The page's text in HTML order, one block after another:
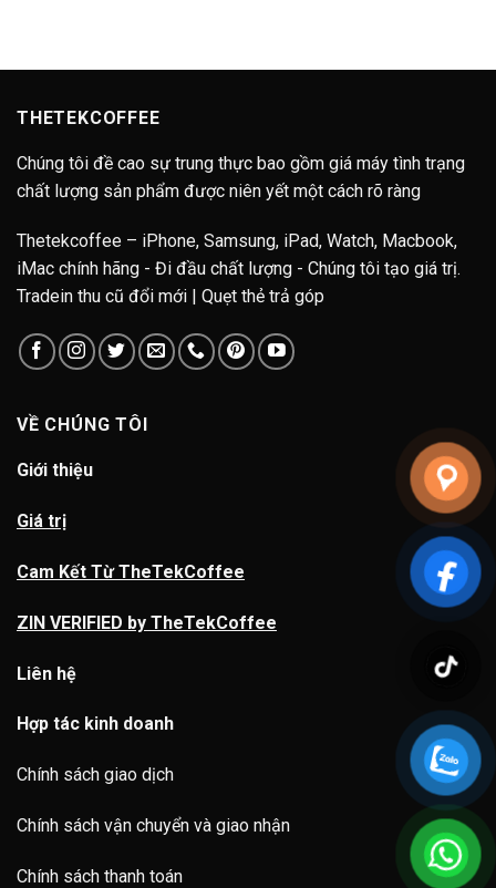
THETEKCOFFEE
Chúng tôi đề cao sự trung thực bao gồm giá máy tình trạng
chất lượng sản phẩm được niên yết một cách rõ ràng
Thetekcoffee – iPhone, Samsung, iPad, Watch, Macbook,
iMac chính hãng - Đi đầu chất lượng - Chúng tôi tạo giá trị.
Tradein thu cũ đổi mới | Quẹt thẻ trả góp
VỀ CHÚNG TÔI
Giới thiệu
Giá trị
Cam Kết Từ TheTekCoffee
ZIN VERIFIED by TheTekCoffee
Liên hệ
Hợp tác kinh doanh
Chính sách giao dịch
Chính sách vận chuyển và giao nhận
Chính sách thanh toán